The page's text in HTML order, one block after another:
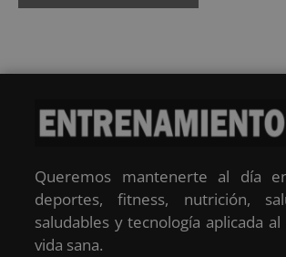
Queremos mantenerte al día
deportes, fitness, nutrición,
saludables y tecnología aplicada
vida sana.